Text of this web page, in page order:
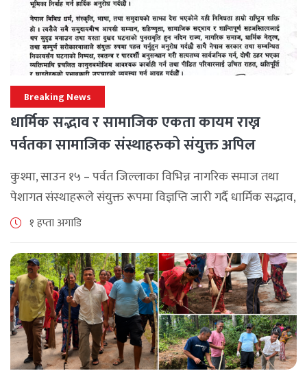
Breaking News
धार्मिक सद्भाव र सामाजिक एकता कायम राख्न
पर्वतका सामाजिक संस्थाहरुको संयुक्त अपिल
कुश्मा, साउन १५ – पर्वत जिल्लाका विभिन्न नागरिक समाज तथा
पेशागत संस्थाहरूले संयुक्त रूपमा विज्ञप्ति जारी गर्दै धार्मिक सद्भाव,
सामाजिक एकता र कानुनी शासन कायम राख्न सबै पक्षलाई संयमता
१ हप्ता अगाडि